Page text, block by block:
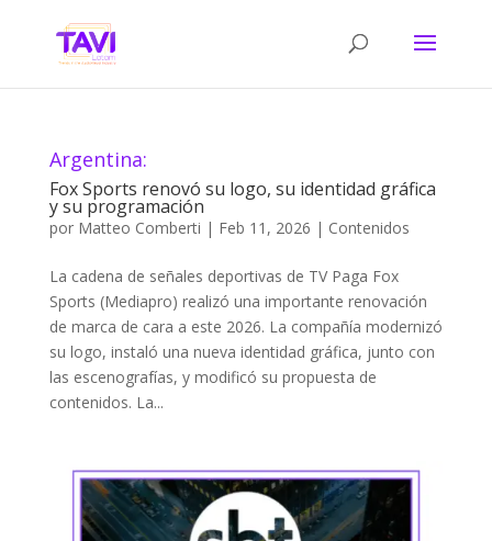
Argentina:
Fox Sports renovó su logo, su identidad gráfica
y su programación
por Matteo Comberti | Feb 11, 2026 | Contenidos
La cadena de señales deportivas de TV Paga Fox
Sports (Mediapro) realizó una importante renovación
de marca de cara a este 2026. La compañía modernizó
su logo, instaló una nueva identidad gráfica, junto con
las escenografías, y modificó su propuesta de
contenidos. La...